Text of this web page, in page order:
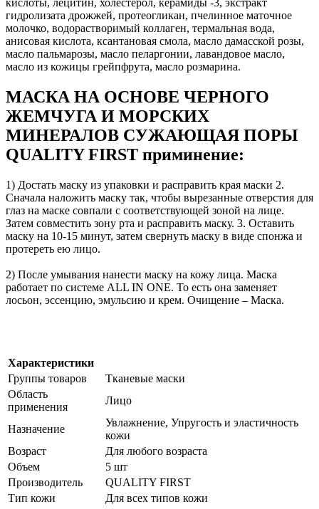
кислоты, лецитин, холестерол, керамиды -3, экстракт
гидролизата дрожжей, протеогликан, пчелинное маточное
молочко, водорастворимый коллаген, термальная вода,
анисовая кислота, ксантановая смола, масло дамасской розы,
масло пальмарозы, масло пеларгонии, лавандовое масло,
масло из кожицы грейпфрута, масло розмарина.
МАСКА НА ОСНОВЕ ЧЕРНОГО
ЖЕМЧУГА И МОРСКИХ
МИНЕРАЛОВ СУЖАЮЩАЯ ПОРЫ
QUALITY FIRST приминение:
1) Достать маску из упаковки и расправить края маски 2.
Сначала наложить маску так, чтобы вырезанные отверстия для
глаз на маске совпали с соответствующей зоной на лице.
Затем совместить зону рта и расправить маску. 3. Оставить
маску на 10-15 минут, затем свернуть маску в виде спонжа и
протереть ею лицо.
2) После умывания нанести маску на кожу лица. Маска
работает по системе ALL IN ONE. То есть она заменяет
лосьон, эссенцию, эмульсию и крем. Очищение – Маска.
Характеристики
Группы товаров
Тканевые маски
Область
применения
Лицо
Назначение
Увлажнение, Упругость и эластичность
кожи
Возраст
Для любого возраста
Объем
5 шт
Производитель
QUALITY FIRST
Тип кожи
Для всех типов кожи